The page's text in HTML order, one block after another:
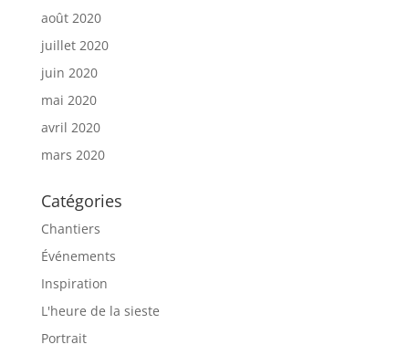
août 2020
juillet 2020
juin 2020
mai 2020
avril 2020
mars 2020
Catégories
Chantiers
Événements
Inspiration
L'heure de la sieste
Portrait